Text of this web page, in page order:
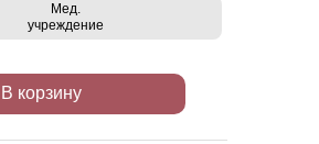
Мед.
учреждение
В корзину